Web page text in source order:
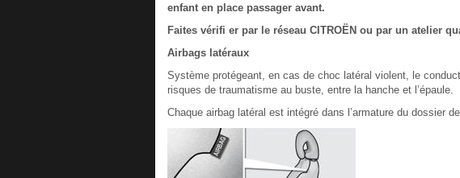
enfant en place passager avant.
Faites vérifi er par le réseau CITROËN ou par un atelier
Airbags latéraux
Système protégeant, en cas de choc latéral violent, le
risques de traumatisme au buste, entre la hanche et l’épaule.
Chaque airbag latéral est intégré dans l’armature du dossier